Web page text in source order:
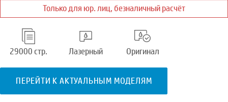
Только для юр. лиц, безналичный расчёт
29000 стр. Лазерный Оригинал
ПЕРЕЙТИ К АКТУАЛЬНЫМ МОДЕЛЯМ